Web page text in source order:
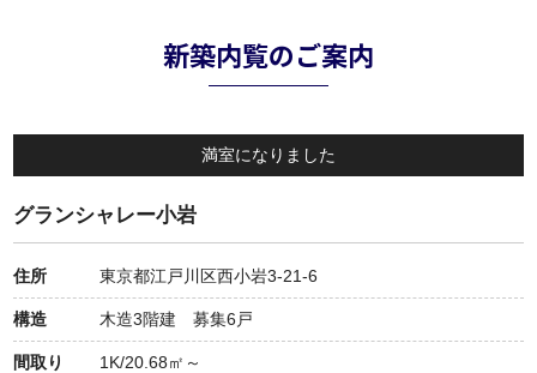
新築内覧のご案内
満室になりました
グランシャレー小岩
住所 東京都江戸川区西小岩3-21-6
構造 木造3階建 募集6戸
間取り 1K/20.68㎡～